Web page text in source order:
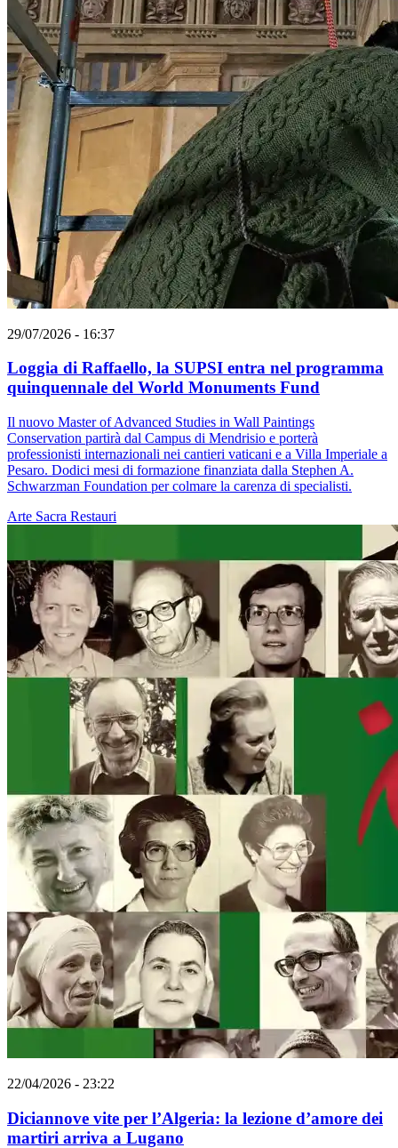
29/07/2026 - 16:37
Loggia di Raffaello, la SUPSI entra nel programma
quinquennale del World Monuments Fund
Il nuovo Master of Advanced Studies in Wall Paintings
Conservation partirà dal Campus di Mendrisio e porterà
professionisti internazionali nei cantieri vaticani e a Villa Imperiale a
Pesaro. Dodici mesi di formazione finanziata dalla Stephen A.
Schwarzman Foundation per colmare la carenza di specialisti.
Arte Sacra Restauri
22/04/2026 - 23:22
Diciannove vite per l’Algeria: la lezione d’amore dei
martiri arriva a Lugano